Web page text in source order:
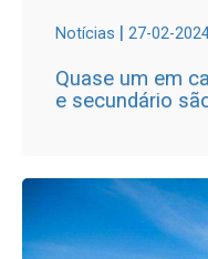
Notícias | 27-02-
Quase um em
e secundário